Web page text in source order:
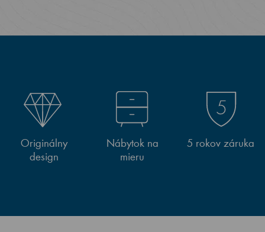
Originálny
design
Nábytok na
mieru
5 rokov záruka